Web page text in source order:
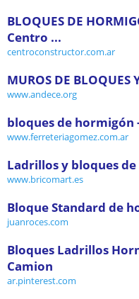
BLOQUES DE
Centro ...
centroconstructor.com.ar
MUROS DE BLOQUES
www.andece.org
bloques de hormigón
www.ferreteriagomez.com.ar
Ladrillos y bloques
www.bricomart.es
Bloque Standard de
juanroces.com
Bloques Ladrillos
Camion
ar.pinterest.com